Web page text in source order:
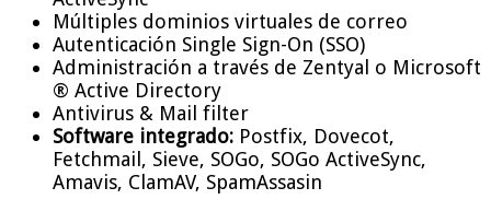
Múltiples dominios virtuales de correo
Autenticación Single Sign-On (SSO)
Administración a través de Zentyal o Microsoft
® Active Directory
Antivirus & Mail filter
Software integrado: Postfix, Dovecot,
Fetchmail, Sieve, SOGo, SOGo ActiveSync,
Amavis, ClamAV, SpamAssasin